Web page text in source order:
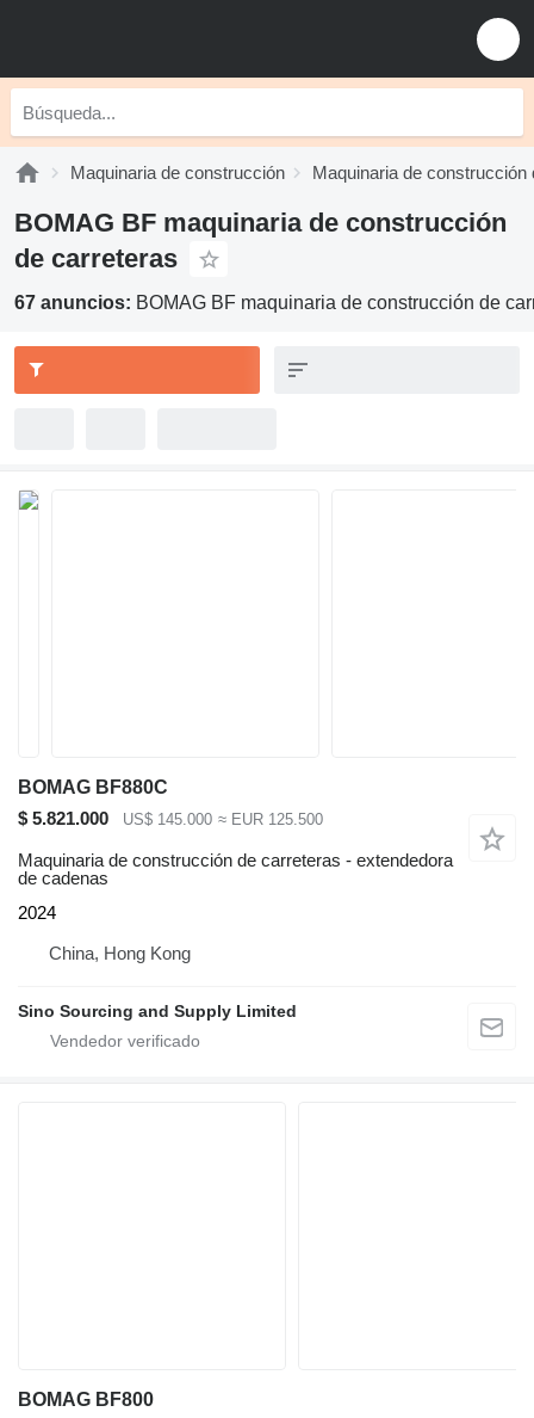
Maquinaria de construcción Maquinaria de construcción
BOMAG BF maquinaria de construcción
de carreteras
67 anuncios: BOMAG BF maquinaria de construcción de
BOMAG BF880C
$ 5.821.000
US$ 145.000 ≈ EUR 125.500
Maquinaria de construcción de carreteras - extendedora
de cadenas
2024
China, Hong Kong
Sino Sourcing and Supply Limited
BOMAG BF800